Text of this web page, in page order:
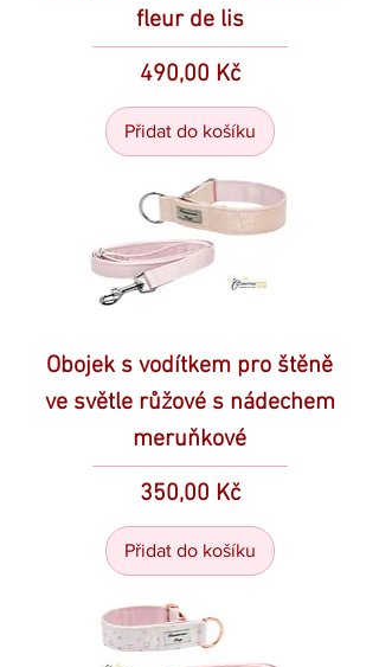
fleur de lis
Cena
490,00 Kč
Přidat do košíku
Obojek s vodítkem pro štěně
ve světle růžové s nádechem
meruňkové
Cena
350,00 Kč
Přidat do košíku